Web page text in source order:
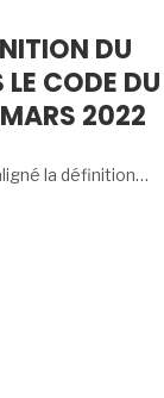
DU
CODE DU
2022
la définition…